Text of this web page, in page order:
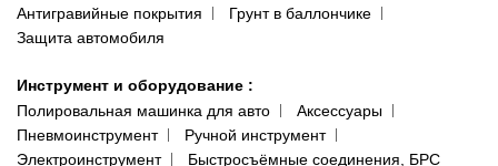
Антигравийные покрытия
Грунт в баллончике
Защита автомобиля
Инструмент и оборудование :
Полировальная машинка для авто
Аксессуары
Пневмоинструмент
Ручной инструмент
Электроинструмент
Быстросъёмные соединения, БРС